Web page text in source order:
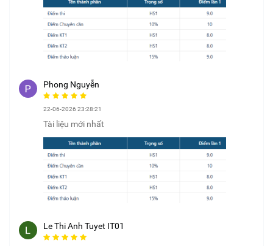
Phong Nguyễn
22-06-2026 23:28:21
Tài liệu mới nhất
Le Thi Anh Tuyet IT01